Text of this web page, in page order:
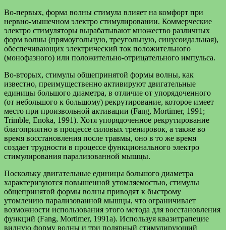
Во-первых, форма волны стимула влияет на комфорт при
нервно-мышечном электро стимулировании. Коммерческие
электро стимуляторы вырабатывают множество различных
форм волны (прямоугольную, треугольную, синусоидальная),
обеспечивающих электрический ток положительного
(монофазного) или положительно-отрицательного импульса.
Во-вторых, стимулы общепринятой формы волны, как
известно, преимущественно активируют двигательные
единицы большого диаметра, в отличие от упорядоченного
(от небольшого к большому) рекрутирование, которое имеет
место при произвольной активации (Fang, Mortimer, 1991;
Trimble, Enoka, 1991). Хотя упорядоченное рекрутирование
благоприятно в процессе силовых тренировок, а также во
время восстановления после травмы, оно в то же время
создает трудности в процессе функционального электро
стимулирования парализованной мышцы.
Поскольку двигательные единицы большого диаметра
характеризуются повышенной утомляемостью, стимулы
общепринятой формы волны приводят к быстрому
утомлению парализованной мышцы, что ограничивает
возможности использования этого метода для восстановления
функций (Fang, Mortimer, 1991a). Используя квазитрапецие
видную форму волны и три полярный стимулирующий